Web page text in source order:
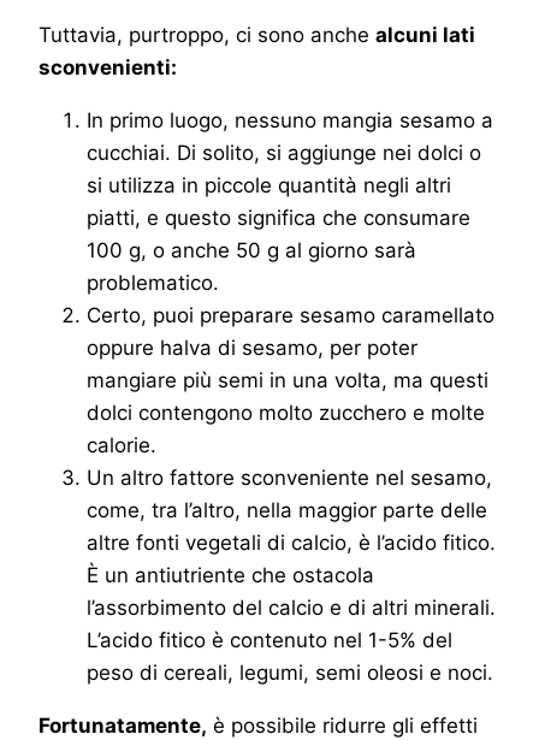
Tuttavia, purtroppo, ci sono anche alcuni lati
sconvenienti:
In primo luogo, nessuno mangia sesamo a
cucchiai. Di solito, si aggiunge nei dolci o
si utilizza in piccole quantità negli altri
piatti, e questo significa che consumare
100 g, o anche 50 g al giorno sarà
problematico.
Certo, puoi preparare sesamo caramellato
oppure halva di sesamo, per poter
mangiare più semi in una volta, ma questi
dolci contengono molto zucchero e molte
calorie.
Un altro fattore sconveniente nel sesamo,
come, tra l’altro, nella maggior parte delle
altre fonti vegetali di calcio, è l’acido fitico.
È un antiutriente che ostacola
l’assorbimento del calcio e di altri minerali.
L’acido fitico è contenuto nel 1-5% del
peso di cereali, legumi, semi oleosi e noci.
Fortunatamente, è possibile ridurre gli effetti